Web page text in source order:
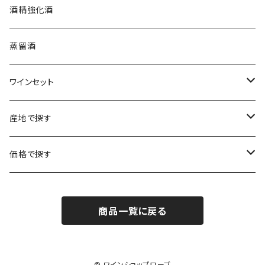
クロード・カザル
ジェローム・ルフェーヴル
シャルトーニュ・タイエ
シャルル・エドシック
ジャン・ラルマン
ロワール
コトーシャンプノワ
ニュージーランド
南アフリカ
チリ
スロヴァキア
オーストリア
シュッド・ウエスト
ロワール
オーストラリア
ニュージーランド
南アフリカ
チリ
アメリカ
フランス
ソーテルヌ
酒精強化酒
蒸留酒
ワインセット
福袋
シャンパーニュセット
産地で探す
アメリカ
価格で探す
3,000円～4,999円
商品一覧に戻る